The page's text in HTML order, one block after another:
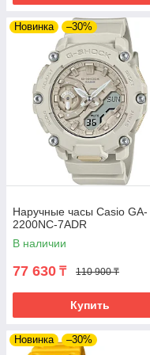
Новинка –30%
Наручные часы Casio GA-
2200NC-7ADR
В наличии
77 630 ₸ 110 900 ₸
Купить
Новинка –30%